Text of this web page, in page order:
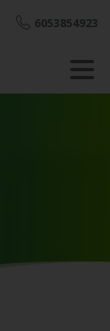
6053854923